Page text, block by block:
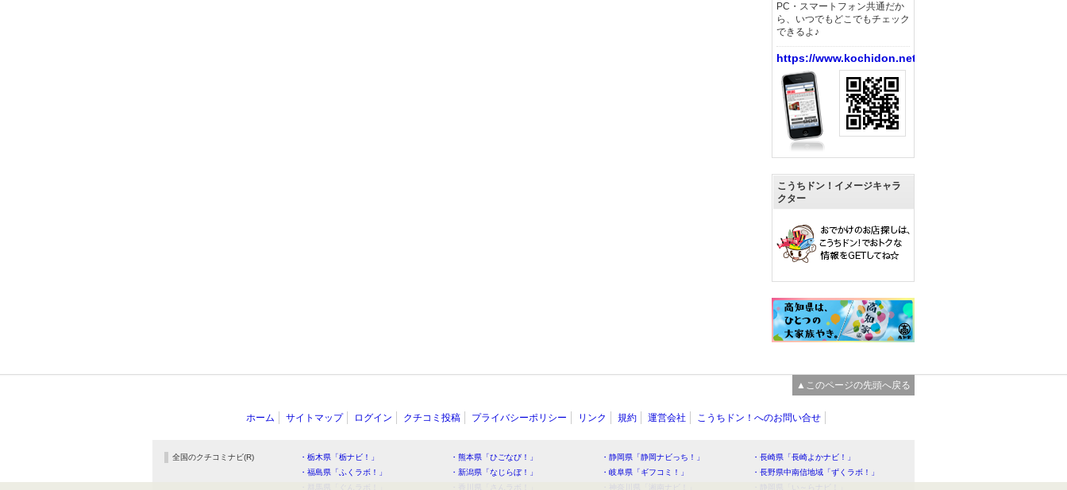
PC・スマートフォン共通だか
ら、いつでもどこでもチェック
できるよ♪
https://www.kochidon.net/
こうちドン！イメージキャラ
クター
▲このページの先頭へ戻る
ホーム サイトマップ ログイン クチコミ投稿 プライバシーポリシー リンク 規約 運営会社 こうちドン！へのお問い合せ
全国のクチコミナビ(R) ・栃木県「栃ナビ！」 ・熊本県「ひごなび！」 ・静岡県「静岡ナビっち！」
・長崎県「長崎よかナビ！」
・福島県「ふくラボ！」
・新潟県「なじらぼ！」 ・岐阜県「ギフコミ！」
・長野県中南信地域「ずくラボ！」